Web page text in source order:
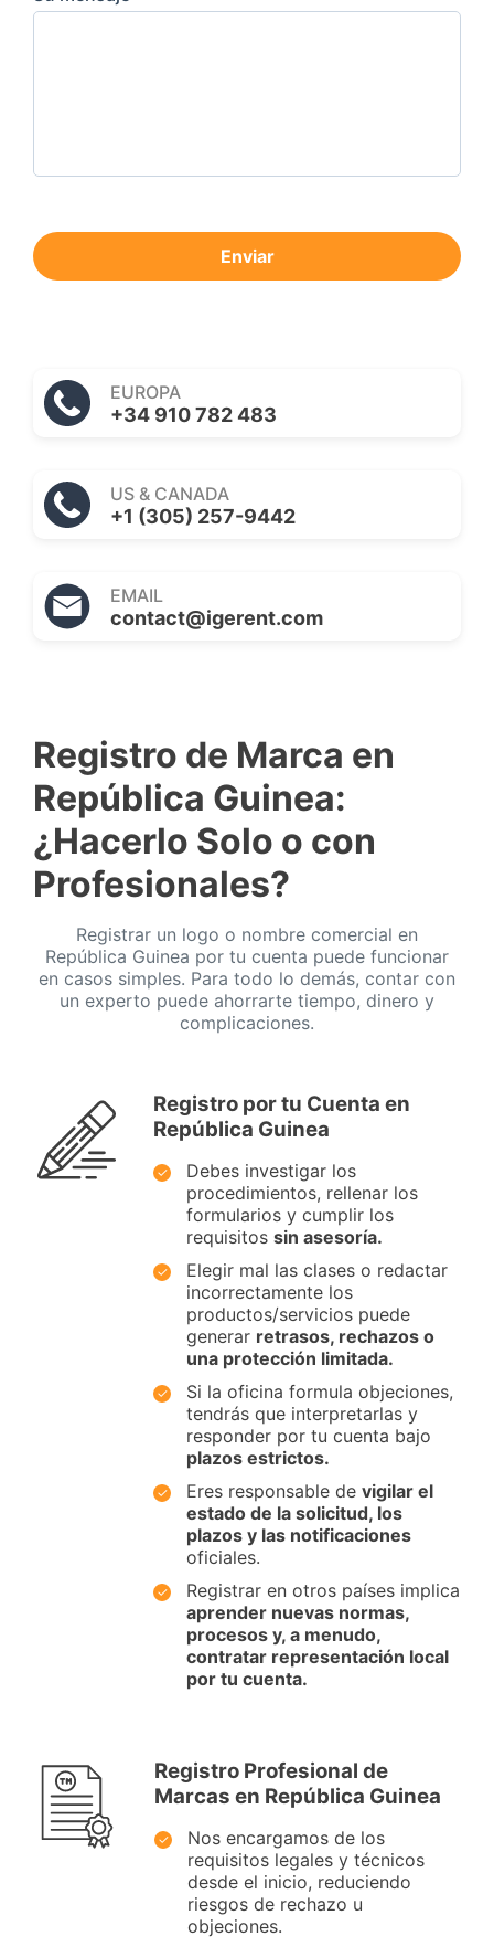
Enviar
EUROPA
+34 910 782 483
US & CANADA
+1 (305) 257-9442
EMAIL
contact@igerent.com
Registro de Marca en
República Guinea:
¿Hacerlo Solo o con
Profesionales?
Registrar un logo o nombre comercial en
República Guinea por tu cuenta puede funcionar
en casos simples. Para todo lo demás, contar con
un experto puede ahorrarte tiempo, dinero y
complicaciones.
Registro por tu Cuenta en
República Guinea
Debes investigar los
procedimientos, rellenar los
formularios y cumplir los
requisitos sin asesoría.
Elegir mal las clases o redactar
incorrectamente los
productos/servicios puede
generar retrasos, rechazos o
una protección limitada.
Si la oficina formula objeciones,
tendrás que interpretarlas y
responder por tu cuenta bajo
plazos estrictos.
Eres responsable de vigilar el
estado de la solicitud, los
plazos y las notificaciones
oficiales.
Registrar en otros países implica
aprender nuevas normas,
procesos y, a menudo,
contratar representación local
por tu cuenta.
Registro Profesional de
Marcas en República Guinea
Nos encargamos de los
requisitos legales y técnicos
desde el inicio, reduciendo
riesgos de rechazo u
objeciones.